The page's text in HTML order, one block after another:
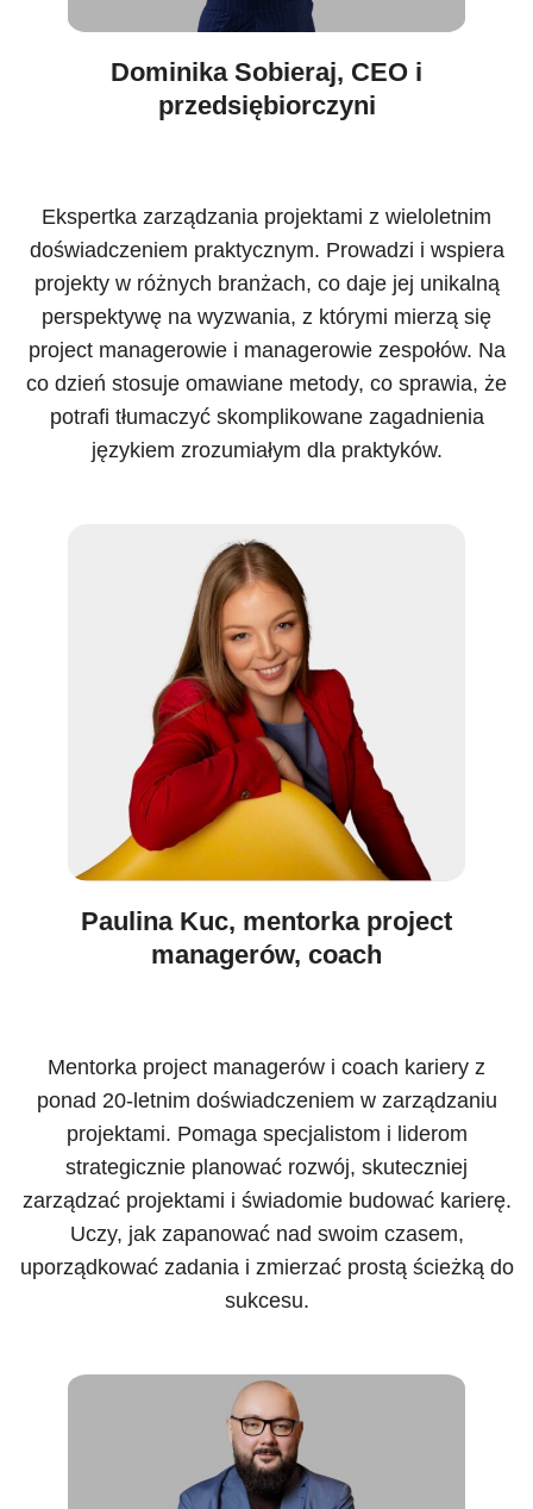
Dominika Sobieraj, CEO i
przedsiębiorczyni
Ekspertka zarządzania projektami z wieloletnim
doświadczeniem praktycznym. Prowadzi i wspiera
projekty w różnych branżach, co daje jej unikalną
perspektywę na wyzwania, z którymi mierzą się
project managerowie i managerowie zespołów. Na
co dzień stosuje omawiane metody, co sprawia, że
potrafi tłumaczyć skomplikowane zagadnienia
językiem zrozumiałym dla praktyków.
Paulina Kuc, mentorka project
managerów, coach
Mentorka project managerów i coach kariery z
ponad 20-letnim doświadczeniem w zarządzaniu
projektami. Pomaga specjalistom i liderom
strategicznie planować rozwój, skuteczniej
zarządzać projektami i świadomie budować karierę.
Uczy, jak zapanować nad swoim czasem,
uporządkować zadania i zmierzać prostą ścieżką do
sukcesu.